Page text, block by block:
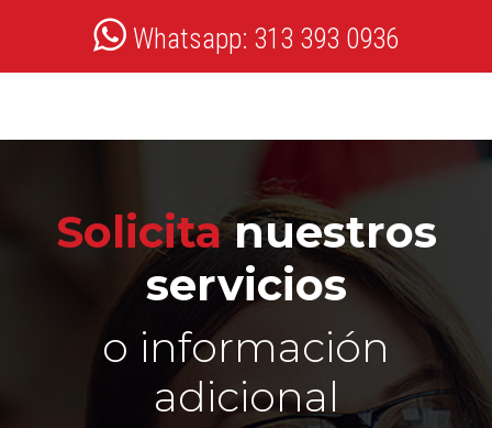
Whatsapp: 313 393 0936
Solicitanuestros
servicios
o información
adicional